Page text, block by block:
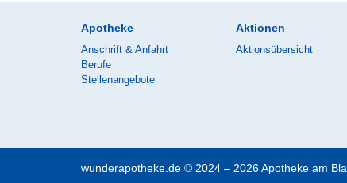
Apotheke
Anschrift & Anfahrt
Berufe
Stellenangebote
Aktionen
Aktionsübersicht
wunderapotheke.de © 2024 – 2026 Apotheke am